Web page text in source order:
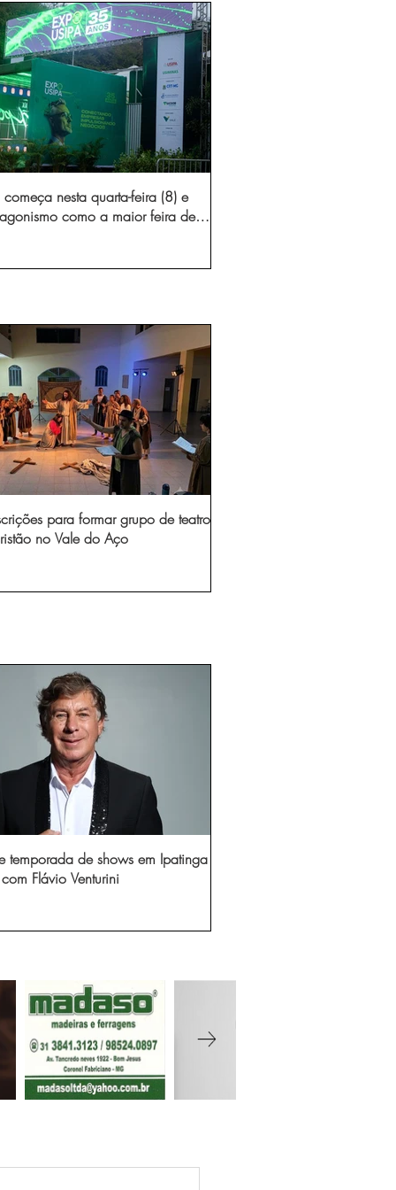
por ano pelas vias de Timóteo
nesta quarta-feira (8) e
como a maior feira de
para formar grupo de teatro
no Vale do Aço
temporada de shows em Ipatinga
com Flávio Venturini